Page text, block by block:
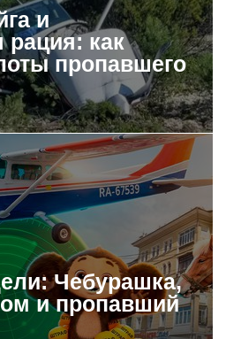
и
рация: как
пропавшего
Чебурашка,
и пропавший